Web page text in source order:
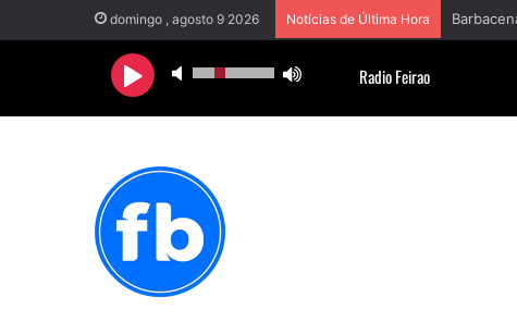
domingo , agosto 9 2026 Notícias de Última Hora